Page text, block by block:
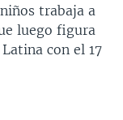
trabaja a
luego figura
con el 17